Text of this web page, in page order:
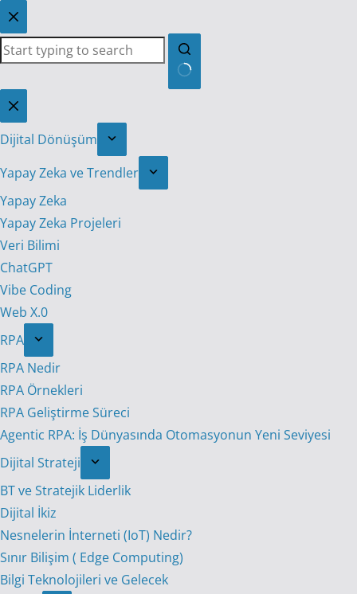
Skip
to
content
No
results
Dijital Dönüşüm
Yapay Zeka ve Trendler
Yapay Zeka
Yapay Zeka Projeleri
Veri Bilimi
ChatGPT
Vibe Coding
Web X.0
RPA
RPA Nedir
RPA Örnekleri
RPA Geliştirme Süreci
Agentic RPA: İş Dünyasında Otomasyonun Yeni Seviyesi
Dijital Strateji
BT ve Stratejik Liderlik
Dijital İkiz
Nesnelerin İnterneti (IoT) Nedir?
Sınır Bilişim ( Edge Computing)
Bilgi Teknolojileri ve Gelecek